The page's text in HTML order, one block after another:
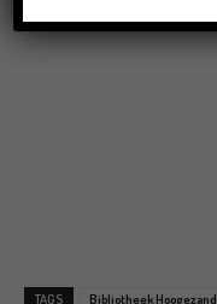
TAGS Bibliotheek Hoogezand